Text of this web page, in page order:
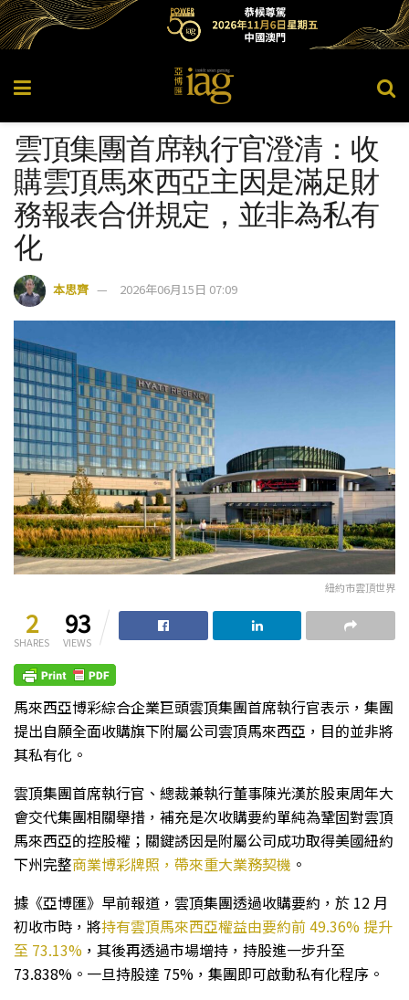
雲頂集團首席執行官澄清：收
購雲頂馬來西亞主因是滿足財
務報表合併規定，並非為私有
化
本思齊 2026年06月15日 07:09
紐約市雲頂世界
2
SHARES
93
VIEWS
馬來西亞博彩綜合企業巨頭雲頂集團首席執行官表示，集團
提出自願全面收購旗下附屬公司雲頂馬來西亞，目的並非將
其私有化。
雲頂集團首席執行官、總裁兼執行董事陳光漢於股東周年大
會交代集團相關舉措，補充是次收購要約單純為鞏固對雲頂
馬來西亞的控股權；關鍵誘因是附屬公司成功取得美國紐約
下州完整商業博彩牌照，帶來重大業務契機 。
據《亞博匯》早前報道，雲頂集團透過收購要約，於 12 月
初收市時，將持有雲頂馬來西亞權益由要約前 49.36% 提升
至 73.13% ，其後再透過市場增持，持股進一步升至
73.838%。一旦持股達 75%，集團即可啟動私有化程序。